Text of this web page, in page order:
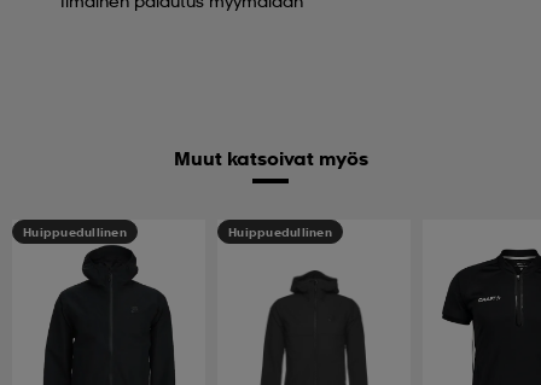
Muut katsoivat myös
Huippuedullinen Huippuedullinen